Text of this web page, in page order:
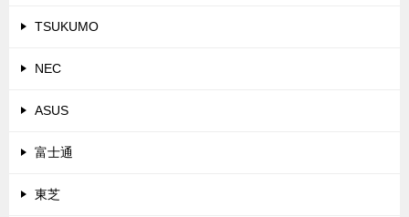
TSUKUMO
NEC
ASUS
富士通
東芝